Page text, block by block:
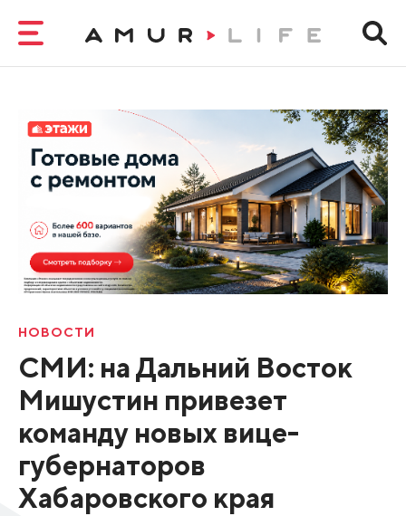
НОВОСТИ
СМИ: на Дальний Восток
Мишустин привезет
команду новых вице-
губернаторов
Хабаровского края